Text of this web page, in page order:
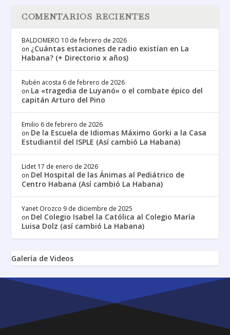
COMENTARIOS RECIENTES
BALDOMERO 10 de febrero de 2026
on ¿Cuántas estaciones de radio existían en La
Habana? (+ Directorio x años)
Rubén acosta 6 de febrero de 2026
on La «tragedia de Luyanó» o el combate épico del
capitán Arturo del Pino
Emilio 6 de febrero de 2026
on De la Escuela de Idiomas Máximo Gorki a la Casa
Estudiantil del ISPLE (Así cambió La Habana)
Lidet 17 de enero de 2026
on Del Hospital de las Ánimas al Pediátrico de
Centro Habana (Así cambió La Habana)
Yanet Orozco 9 de diciembre de 2025
on Del Colegio Isabel la Católica al Colegio María
Luisa Dolz (así cambió La Habana)
Galería de Videos